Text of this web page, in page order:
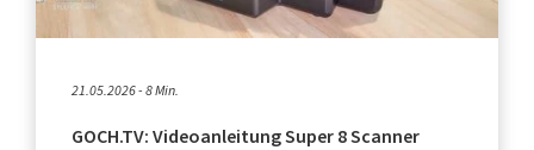
21.05.2026 - 8 Min.
GOCH.TV: Videoanleitung Super 8 Scanner